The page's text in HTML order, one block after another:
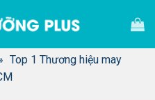
Top 1 Thương hiệu may